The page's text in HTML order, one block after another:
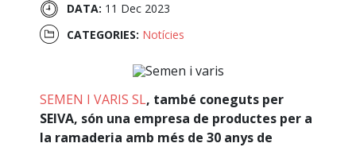
DATA: 11 Dec 2023
CATEGORIES: Notícies
SEMEN I VARIS SL, també coneguts per
SEIVA, són una empresa de productes per a
la ramaderia amb més de 30 anys de